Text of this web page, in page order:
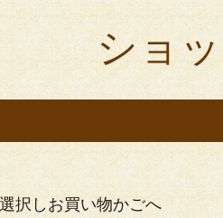
ショ
択しお買い物かごへ